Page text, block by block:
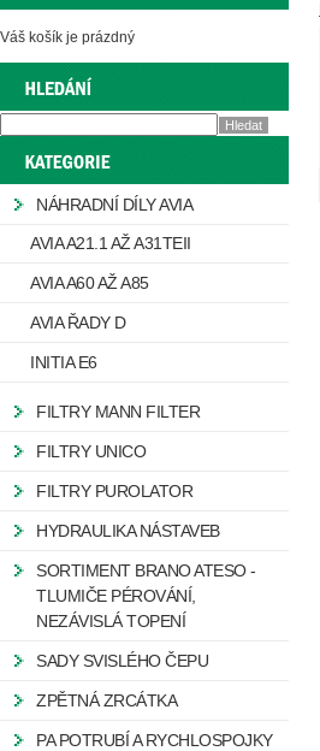
Váš košík je prázdný
NÁHRADNÍ DÍLY AVIA
AVIA A21.1 AŽ A31TEII
AVIA A60 AŽ A85
AVIA ŘADY D
INITIA E6
FILTRY MANN FILTER
FILTRY UNICO
FILTRY PUROLATOR
HYDRAULIKA NÁSTAVEB
SORTIMENT BRANO ATESO -
TLUMIČE PÉROVÁNÍ,
NEZÁVISLÁ TOPENÍ
SADY SVISLÉHO ČEPU
ZPĚTNÁ ZRCÁTKA
PA POTRUBÍ A RYCHLOSPOJKY